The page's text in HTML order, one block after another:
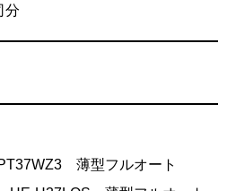
分
薄型フルオート